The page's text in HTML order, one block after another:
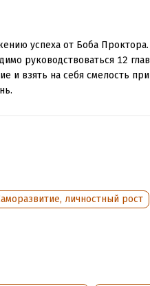
успеха от Боба
руководствоваться 12
и взять на себя смелость
Переводчик:
личностный рост